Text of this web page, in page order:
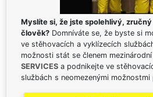
Myslíte si, že jste spolehlivý,
člověk? Domníváte se, že byste si
ve stěhovacích a vyklízecích
možnosti stát se členem
SERVICES a podnikejte ve
službách s neomezenými možnostmi